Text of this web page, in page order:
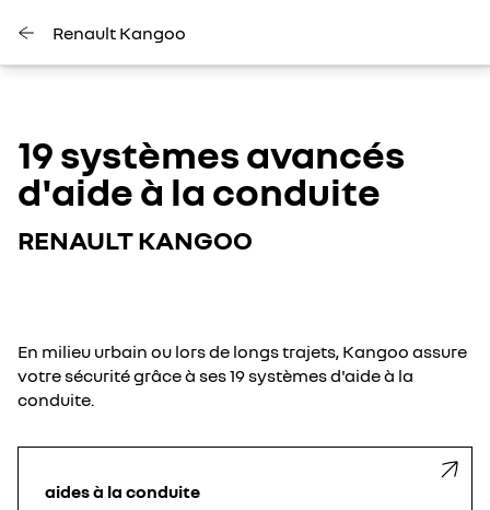
Renault Kangoo
19 systèmes avancés
d'aide à la conduite
RENAULT KANGOO
En milieu urbain ou lors de longs trajets, Kangoo assure
votre sécurité grâce à ses 19 systèmes d'aide à la
conduite.
aides à la conduite